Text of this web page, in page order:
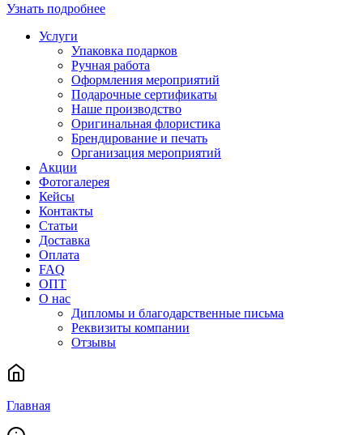
Узнать подробнее
Услуги
Упаковка подарков
Ручная работа
Оформления мероприятий
Подарочные сертификаты
Наше производство
Оригинальная флористика
Брендирование и печать
Организация мероприятий
Акции
Фотогалерея
Кейсы
Контакты
Статьи
Доставка
Оплата
FAQ
ОПТ
О нас
Дипломы и благодарственные письма
Реквизиты компании
Отзывы
Главная